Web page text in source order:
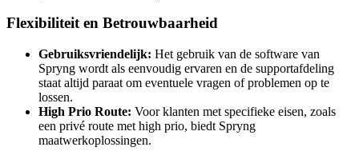
Flexibiliteit en Betrouwbaarheid
Gebruiksvriendelijk: Het gebruik van de software van
Spryng wordt als eenvoudig ervaren en de supportafdeling
staat altijd paraat om eventuele vragen of problemen op te
lossen.
High Prio Route: Voor klanten met specifieke eisen, zoals
een privé route met high prio, biedt Spryng
maatwerkoplossingen.